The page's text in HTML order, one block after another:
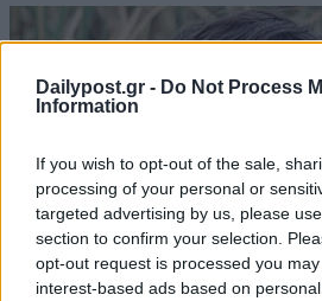
Dailypost.gr - Do Not Process
Information
If you wish to opt-out of the sale,
processing of your personal or
targeted advertising by us, please
section to confirm your selection.
opt-out request is processed you
interest-based ads based on